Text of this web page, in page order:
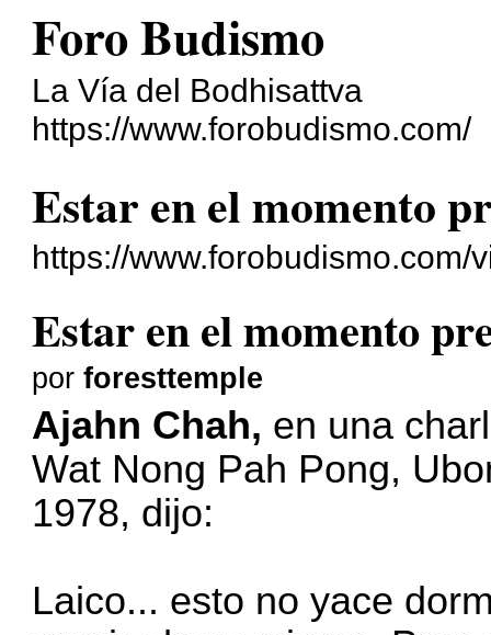
Foro Budismo
La Vía del Bodhisattva
https://www.forobudismo.com/
Estar en el momento
https://
Estar en el momento
porforesttemple
Ajahn Chah, en una
Wat Nong Pah Pong,
1978, dijo:
Laico... esto no yace